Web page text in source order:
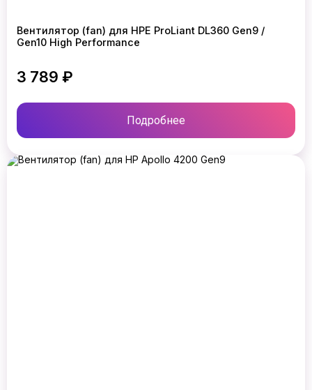
Вентилятор (fan) для HPE ProLiant DL360 Gen9 /
Gen10 High Performance
3 789 ₽
Подробнее